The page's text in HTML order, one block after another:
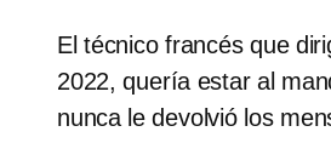
El técnico francés que
2022, quería estar al
nunca le devolvió los